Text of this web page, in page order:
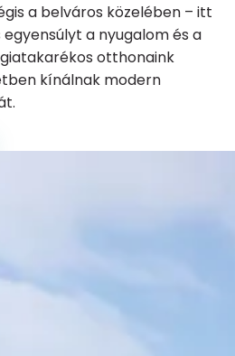
a belváros közelében – itt
a nyugalom és a
otthonaink
kínálnak modern